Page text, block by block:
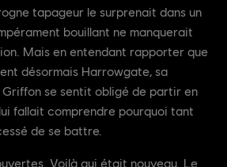
tapageur le surprenait dans un
bouillant ne manquerait
Mais en entendant rapporter que
désormais Harrowgate, sa
se sentit obligé de partir en
fallait comprendre pourquoi tant
de se battre.
Voilà qui était nouveau. Le